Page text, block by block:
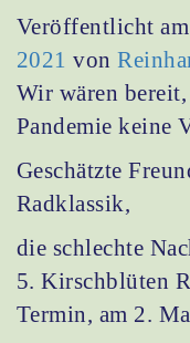
Veröffentlicht am
2021 von
Wir wären
Pandemie keine
Geschätzte
Radklassik,
die schlechte
5. Kirschblüten
Termin, am 2.